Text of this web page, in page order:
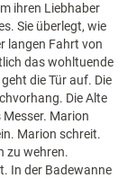
ihren Liebhaber
Sie überlegt, wie
langen Fahrt von
das wohltuende
die Tür auf. Die
Die Alte
Messer. Marion
Marion schreit.
zu wehren.
In der Badewanne